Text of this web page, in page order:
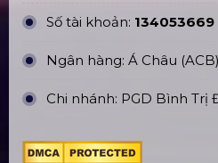
Nhà Máy Sản Xuất: Lê
CÔNG TY TNHH ĐẦU TƯ